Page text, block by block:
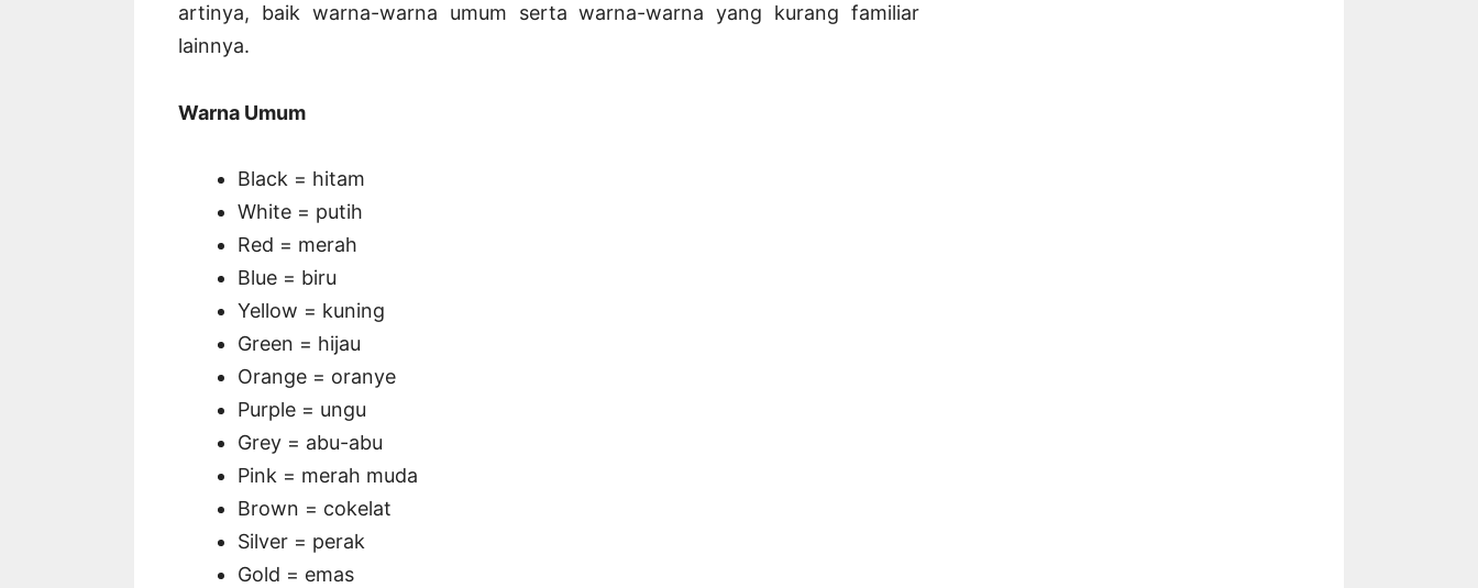
artinya, baik warna-warna umum serta warna-warna yang kurang familiar
lainnya.
Warna Umum
Black = hitam
White = putih
Red = merah
Blue = biru
Yellow = kuning
Green = hijau
Orange = oranye
Purple = ungu
Grey = abu-abu
Pink = merah muda
Brown = cokelat
Silver = perak
Gold = emas